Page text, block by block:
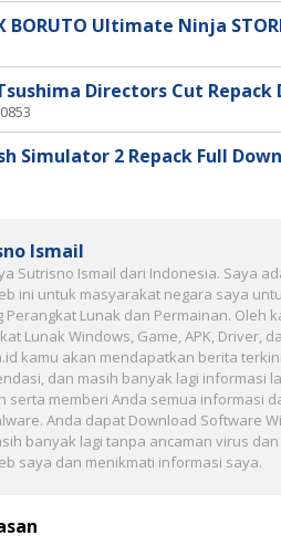
BORUTO Ultimate Ninja
Directors Cut Repack
Simulator 2 Repack Full
Ismail
Sutrisno Ismail dari Indonesia. Saya
ini untuk masyarakat negara saya
Perangkat Lunak dan Permainan. Oleh
Lunak Windows, Game, APK, Driver,
kamu akan mendapatkan berita
dan masih banyak lagi informasi
serta memberi Anda semua informasi
Anda dapat Download Software
banyak lagi tanpa ancaman virus
saya dan menikmati informasi saya.